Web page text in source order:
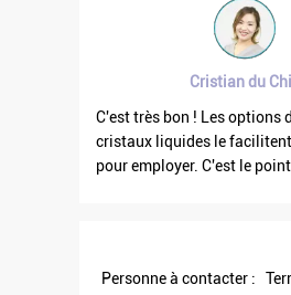
Cristian du
C'est très bon ! Les options
cristaux liquides le
pour employer. C'est le
Personne à contacter :